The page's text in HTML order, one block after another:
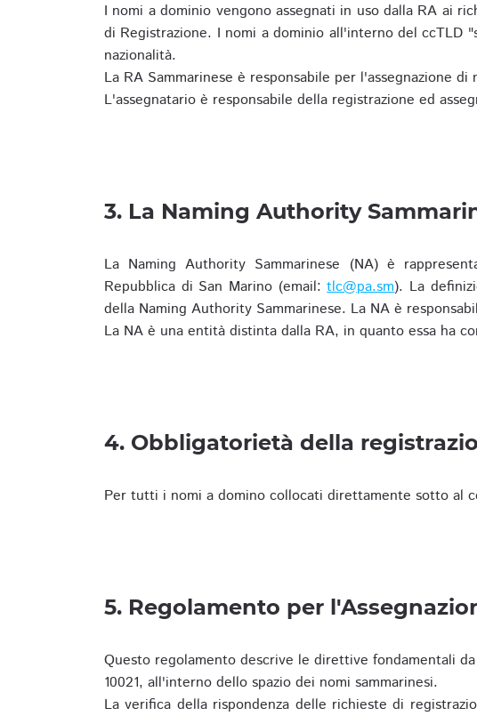
I nomi a dominio vengono assegnati in uso dalla RA ai
di Registrazione. I nomi a dominio all'interno del ccTLD
nazionalità.
La RA Sammarinese è responsabile per l'assegnazione
L'assegnatario è responsabile della registrazione ed
3. La Naming Authority
La Naming Authority Sammarinese (NA) è
Repubblica di San Marino (email:tlc@pa.sm). La
della Naming Authority Sammarinese. La NA è
La NA è una entità distinta dalla RA, in quanto essa ha
4. Obbligatorietà della
Per tutti i nomi a domino collocati direttamente sotto al
5. Regolamento per
Questo regolamento descrive le direttive fondamentali
10021, all'interno dello spazio dei nomi sammarinesi.
La verifica della rispondenza delle richieste di